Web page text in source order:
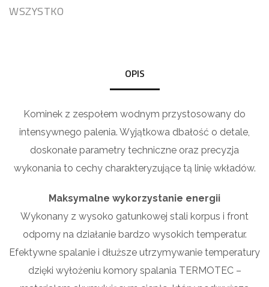
WSZYSTKO
OPIS
Kominek z zespołem wodnym przystosowany do
intensywnego palenia. Wyjątkowa dbałość o detale,
doskonałe parametry techniczne oraz precyzja
wykonania to cechy charakteryzujące tą linię wkładów.
Maksymalne wykorzystanie energii
Wykonany z wysoko gatunkowej stali korpus i front
odporny na działanie bardzo wysokich temperatur.
Efektywne spalanie i dłuższe utrzymywanie temperatury
dzięki wyłożeniu komory spalania TERMOTEC –